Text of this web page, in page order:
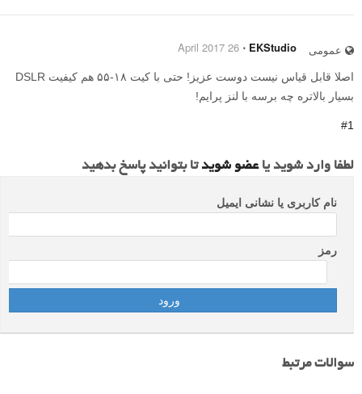
عمومی EKStudio
⋅
26 April 2017
اصلا قابل قیاس نیست دوست عزیز! حتی با کیت ۱۸-۵۵ هم کیفیت DSLR
بسیار بالاتره چه برسه با لنز پرایم!
#1
لطفا وارد شوید یاعضو شویدتا بتوانید پاسخ بدهید
نام کاربری یا نشانی ایمیل
رمز
سوالات مرتبط